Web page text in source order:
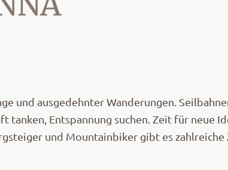
und ausgedehnter Wanderungen.
tanken, Entspannung suchen. Zeit für neue
und Mountainbiker gibt es